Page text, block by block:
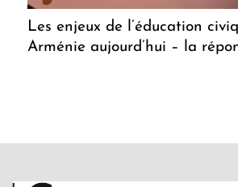
Les enjeux de l’éducation
Arménie aujourd’hui – la